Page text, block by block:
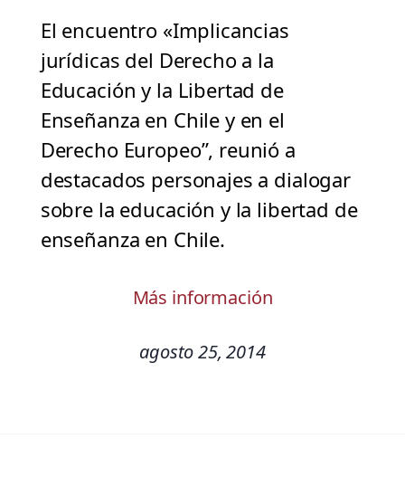
El encuentro «Implicancias
jurídicas del Derecho a la
Educación y la Libertad de
Enseñanza en Chile y en el
Derecho Europeo”, reunió a
destacados personajes a dialogar
sobre la educación y la libertad de
enseñanza en Chile.
Más información
agosto 25, 2014